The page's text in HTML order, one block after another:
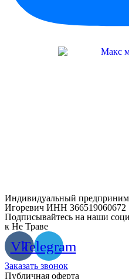
Индивидуальный
Игоревич ИНН 366519060672
Подписывайтесь на наши
к Не Траве
VkTelegram
Заказать звонок
Публичная оферта